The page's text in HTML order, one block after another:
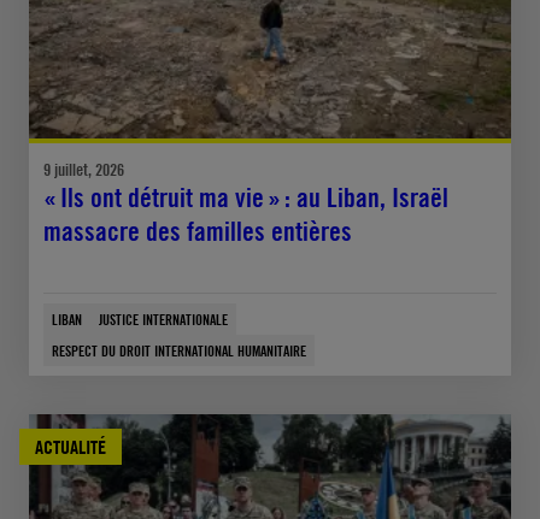
9 juillet, 2026
« Ils ont détruit ma vie » : au Liban, Israël
massacre des familles entières
LIBAN
JUSTICE INTERNATIONALE
RESPECT DU DROIT INTERNATIONAL HUMANITAIRE
ACTUALITÉ